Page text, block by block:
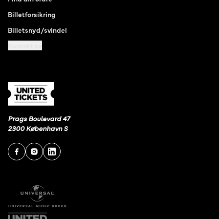
Prags Boulevard 47
2300 København S
Billetforsikring
Billetsnyd/svindel